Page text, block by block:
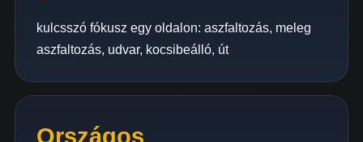
kulcsszó fókusz egy oldalon: aszfaltozás, meleg
aszfaltozás, udvar, kocsibeálló, út
Országos